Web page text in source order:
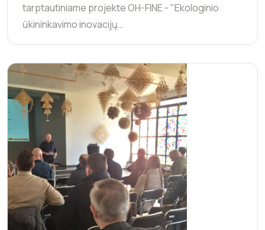
tarptautiniame projekte OH-FINE - "Ekologinio
ūkininkavimo inovacijų…